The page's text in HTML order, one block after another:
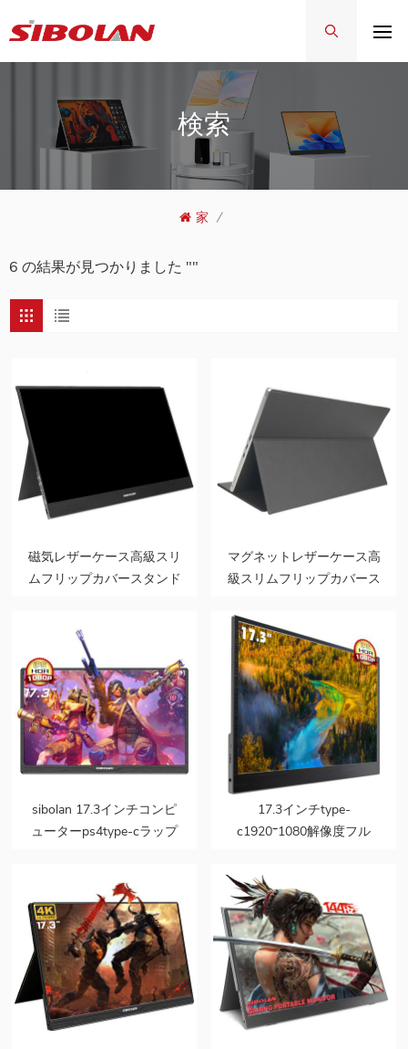
検索
家 /
6 の結果が見つかりました ""
磁気レザーケース高級スリ
ムフリップカバースタンド
マグネットレザーケース高
級スリムフリップカバース
ルモニター用
sibolan 17.3インチコンピ
ューターps4type-cラップ
ー
17.3インチtype-
c1920*1080解像度フル